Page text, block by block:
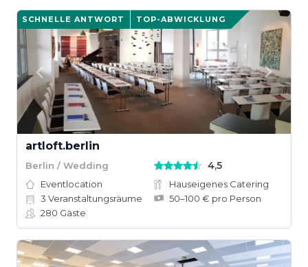
SCHNELLE ANTWORT TOP-ABWICKLUNG
artloft.berlin
Berlin / Wedding 4,5
Eventlocation
Hauseigenes Catering
3 Veranstaltungsräume
50–100 € pro Person
280 Gäste